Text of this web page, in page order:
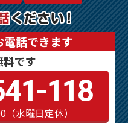
話できます
料です
118
水曜日定休）